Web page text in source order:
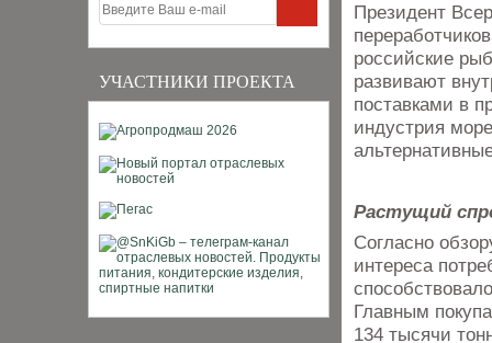
УЧАСТНИКИ ПРОЕКТА
Президент
российские
развивают
поставками в
индустрия
Растущий
Согласно
интереса
Главным
134 тысячи